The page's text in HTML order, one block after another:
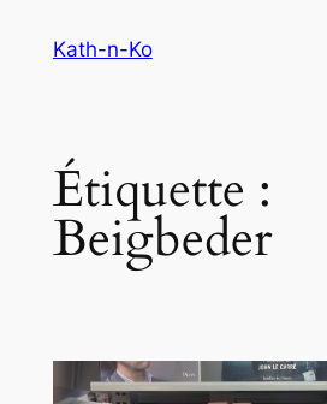
Kath-n-Ko
Étiquette :
Beigbeder